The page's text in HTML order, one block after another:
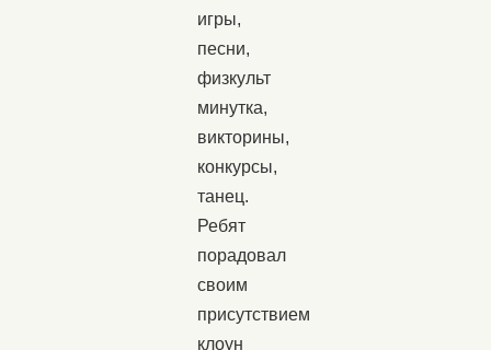
игры,
песни,
физкульт
минутка,
викторины,
конкурсы,
танец.
Ребят
порадовал
своим
присутствием
клоун